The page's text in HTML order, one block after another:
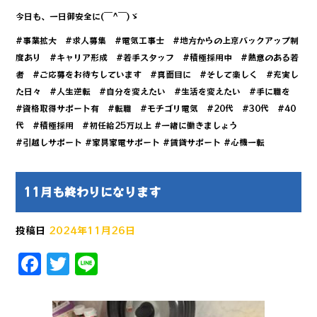
今日も、一日御安全に(￣^￣)ゞ
#事業拡大 #求人募集 #電気工事士 #地方からの上京バックアップ制
度あり #キャリア形成 #若手スタッフ #積極採用中 #熱意のある若
者 #ご応募をお待ちしています #真面目に #そして楽しく #充実し
た日々 #人生逆転 #自分を変えたい #生活を変えたい #手に職を
#資格取得サポート有 #転職 #モチゴリ電気 #20代 #30代 #40
代 #積極採用 #初任給25万以上 #一緒に働きましょう
#引越しサポート #家具家電サポート #賃貸サポート #心機一転
11月も終わりになります
投稿日 2024年11月26日
F
c
T
it e